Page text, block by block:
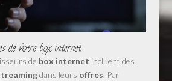
de votre box internet
de box internet incluent des
dans leurs offres. Par